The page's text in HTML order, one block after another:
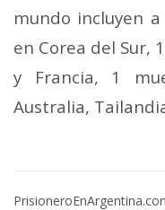
mundo incluyen
en Corea del Sur,
y Francia, 1
Australia,